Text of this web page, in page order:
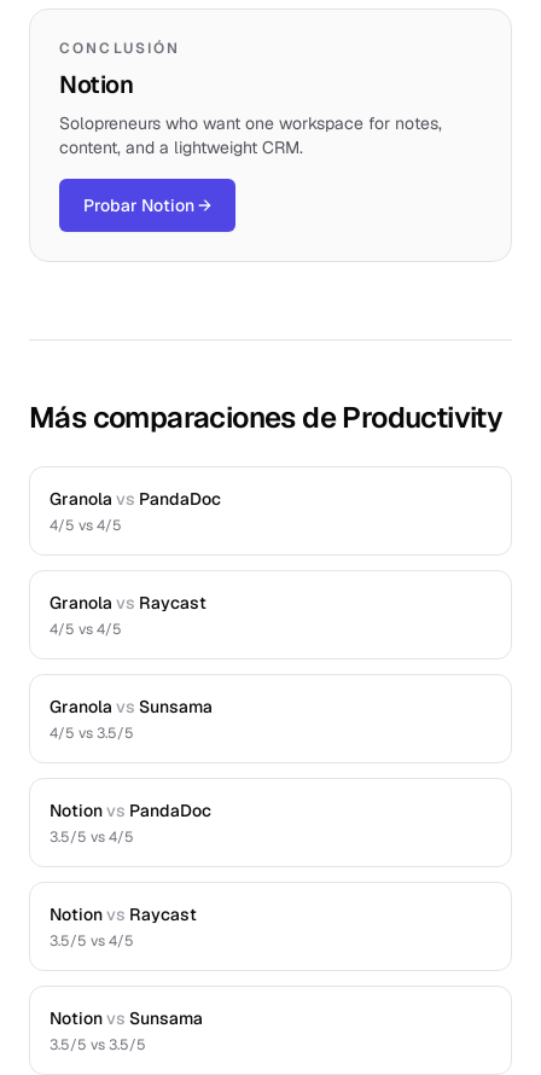
CONCLUSIÓN
Notion
Solopreneurs who want one workspace for notes,
content, and a lightweight CRM.
Probar Notion→
Más comparaciones de Productivity
Granola vs PandaDoc
4/5 vs4/5
Granola vs Raycast
4/5 vs4/5
Granola vs Sunsama
4/5 vs3.5/5
Notionvs PandaDoc
3.5/5 vs4/5
Notionvs Raycast
3.5/5 vs4/5
Notionvs Sunsama
3.5/5 vs3.5/5